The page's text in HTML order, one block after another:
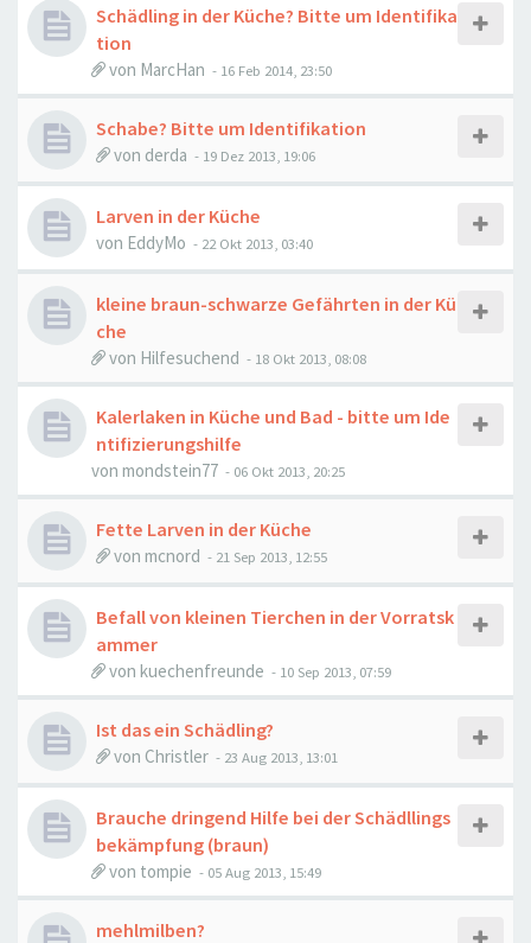
Schädling in der Küche? Bitte um Identifika
tion
von MarcHan - 16 Feb 2014, 23:50
Schabe? Bitte um Identifikation
von derda - 19 Dez 2013, 19:06
Larven in der Küche
von EddyMo - 22 Okt 2013, 03:40
kleine braun-schwarze Gefährten in der Kü
che
von Hilfesuchend - 18 Okt 2013, 08:08
Kalerlaken in Küche und Bad - bitte um Ide
ntifizierungshilfe
von mondstein77 - 06 Okt 2013, 20:25
Fette Larven in der Küche
von mcnord - 21 Sep 2013, 12:55
Befall von kleinen Tierchen in der Vorratsk
ammer
von kuechenfreunde - 10 Sep 2013, 07:59
Ist das ein Schädling?
von Christler - 23 Aug 2013, 13:01
Brauche dringend Hilfe bei der Schädllings
bekämpfung (braun)
von tompie - 05 Aug 2013, 15:49
mehlmilben?